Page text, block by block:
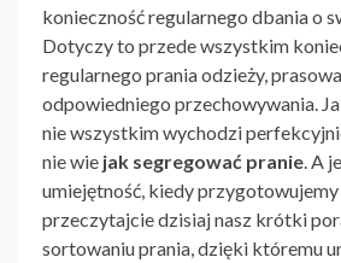
konieczność regularnego dbania o
Dotyczy to przede wszystkim
regularnego prania odzieży,
odpowiedniego przechowywania.
nie wszystkim wychodzi
nie wie jak segregować pranie . A
umiejętność, kiedy
przeczytajcie dzisiaj nasz krótki
sortowaniu prania, dzięki któremu